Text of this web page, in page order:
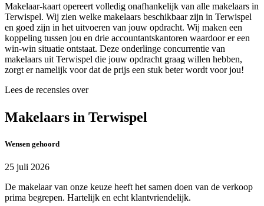
Makelaar-kaart opereert volledig onafhankelijk van alle makelaars in
Terwispel. Wij zien welke makelaars beschikbaar zijn in Terwispel
en goed zijn in het uitvoeren van jouw opdracht. Wij maken een
koppeling tussen jou en drie accountantskantoren waardoor er een
win-win situatie ontstaat. Deze onderlinge concurrentie van
makelaars uit Terwispel die jouw opdracht graag willen hebben,
zorgt er namelijk voor dat de prijs een stuk beter wordt voor jou!
Lees de recensies over
Makelaars in Terwispel
Wensen gehoord
25 juli 2026
De makelaar van onze keuze heeft het samen doen van de verkoop
prima begrepen. Hartelijk en echt klantvriendelijk.